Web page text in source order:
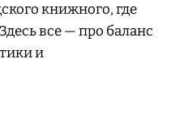
книжного, где
все — про баланс
и